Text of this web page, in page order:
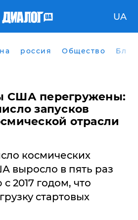
UA
россия Общество
США перегружены:
запусков
отрасли
космических
выросло в пять раз
2017 годом, что
стартовых